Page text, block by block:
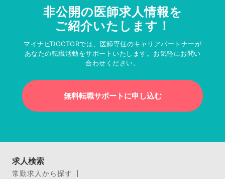
非公開の医師求人情報を
ご紹介いたします！
マイナビDOCTORでは、医師専任のキャリアパートナーが
あなたの転職活動をサポートいたします。お気軽にお問い
合わせください。
無料転職サポートに申し込む
求人検索
常勤求人から探す